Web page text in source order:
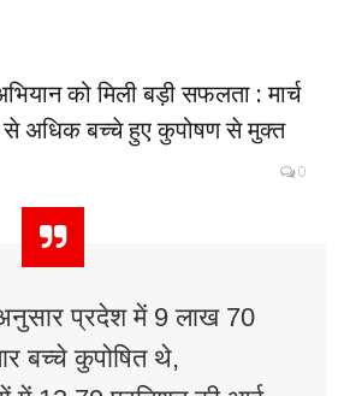
को मिली बड़ी सफलता : मार्च
अधिक बच्चे हुए कुपोषण से मुक्त
0
प्रदेश में 9 लाख 70
बच्चे कुपोषित थे,